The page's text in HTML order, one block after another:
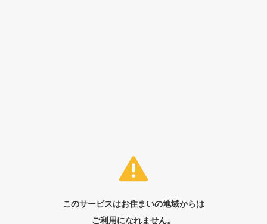
このサービスはお住まいの地域からは
ご利用になれません。